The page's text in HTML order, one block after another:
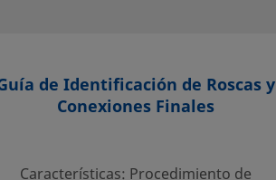
de Identificación de Roscas y
Conexiones Finales
Características: Procedimiento de